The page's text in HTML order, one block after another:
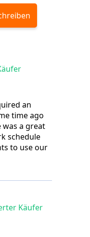
an
time ago
a great
schedule
to use our
Käufer